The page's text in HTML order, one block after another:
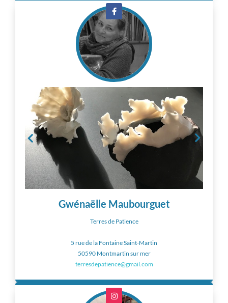
Gwénaëlle Maubourguet
Terres de Patience
5 rue de la Fontaine Saint-Martin
50590 Montmartin sur mer
terresdepatience@gmail.com